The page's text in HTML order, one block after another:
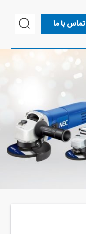
تماس با ما